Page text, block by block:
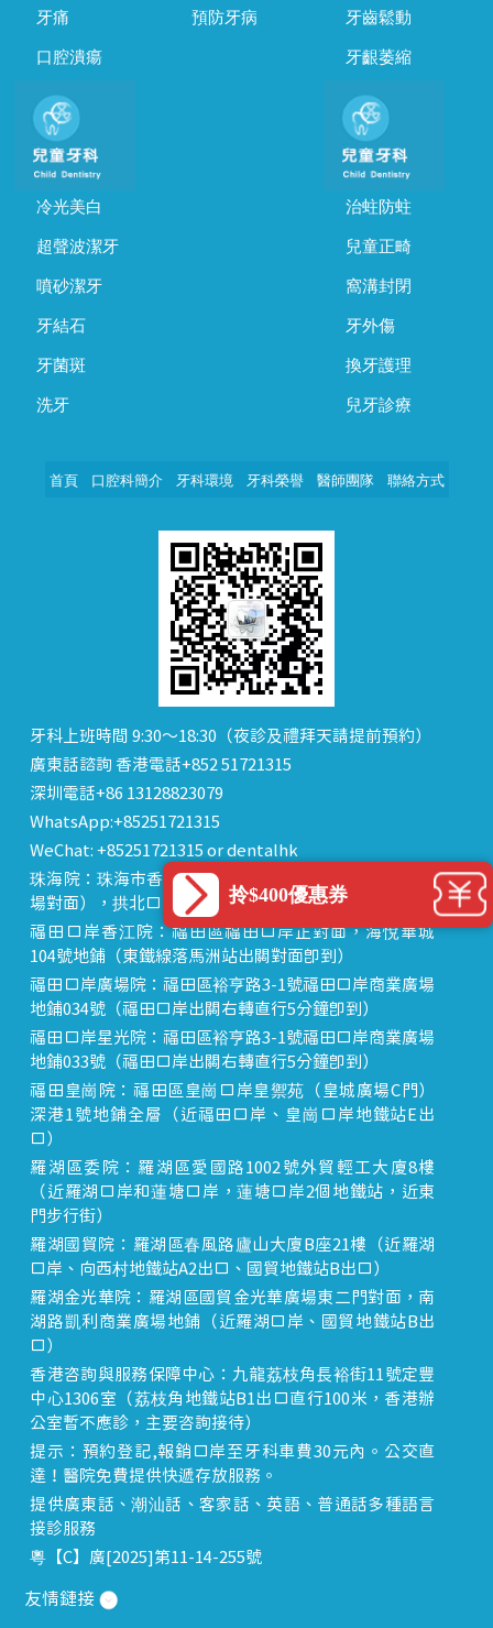
牙痛
口腔潰瘍
預防牙病 牙齒鬆動
牙齦萎縮
冷光美白
超聲波潔牙
噴砂潔牙
牙結石
牙菌斑
洗牙
治蛀防蛀
兒童正畸
窩溝封閉
牙外傷
換牙護理
兒牙診療
首頁 口腔科簡介 牙科環境 牙科榮譽 醫師團隊 聯絡方式
牙科上班時間 9:30～18:30（夜診及禮拜天請提前預約）
廣東話諮詢 香港電話+852 51721315
深圳電話+86 13128823079
WhatsApp:+85251721315
WeChat: +85251721315 or dentalhk
珠海院：珠海市香洲區 拱北中建商業大廈 15樓（迎賓廣
場對面），拱北口岸步行8分鐘直達
福田口岸香江院：福田區福田口岸正對面，海悅華城
104號地鋪（東鐵線落馬洲站出關對面即到）
福田口岸廣場院：福田區裕亨路3-1號福田口岸商業廣場
地鋪034號（福田口岸出關右轉直行5分鐘即到）
福田口岸星光院：福田區裕亨路3-1號福田口岸商業廣場
地鋪033號（福田口岸出關右轉直行5分鐘即到）
福田皇崗院：福田區皇崗口岸皇禦苑（皇城廣場C門）
深港1號地鋪全層（近福田口岸、皇崗口岸地鐵站E出
口）
羅湖區委院：羅湖區愛國路1002號外貿輕工大廈8樓
（近羅湖口岸和蓮塘口岸，蓮塘口岸2個地鐵站，近東
門步行街）
羅湖國貿院：羅湖區春風路廬山大廈B座21樓（近羅湖
口岸、向西村地鐵站A2出口、國貿地鐵站B出口）
羅湖金光華院：羅湖區國貿金光華廣場東二門對面，南
湖路凱利商業廣場地鋪（近羅湖口岸、國貿地鐵站B出
口）
香港咨詢與服務保障中心：九龍荔枝角長裕街11號定豐
中心1306室（荔枝角地鐵站B1出口直行100米，香港辦
公室暫不應診，主要咨詢接待）
提示：預約登記,報銷口岸至牙科車費30元內。公交直
達！醫院免費提供快遞存放服務。
提供廣東話、潮汕話、客家話、英語、普通話多種語言
接診服務
粵【C】廣[2025]第11-14-255號
友情鏈接
拎$400優惠券